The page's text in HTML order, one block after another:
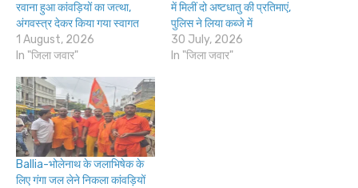
रवाना हुआ कांवड़ियों का जत्था,
अंगवस्त्र देकर किया गया स्वागत
1 August, 2026
In "जिला जवार"
में मिलीं दो अष्टधातु की प्रतिमाएं,
पुलिस ने लिया कब्जे में
30 July, 2026
In "जिला जवार"
Ballia-भोलेनाथ के जलाभिषेक के
लिए गंगा जल लेने निकला कांवड़ियों